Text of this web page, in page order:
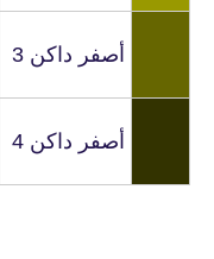
أصفر داكن 3
أصفر داكن 4